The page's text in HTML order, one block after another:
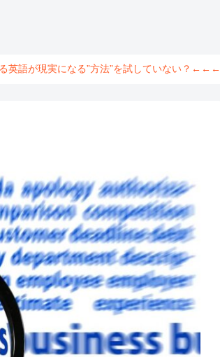
語が現実になる”方法”を試していない？←←←